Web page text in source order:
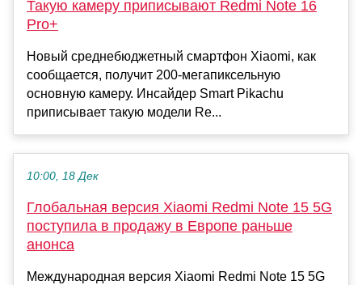
Такую камеру приписывают Redmi Note 16
Pro+
Новый среднебюджетный смартфон Xiaomi, как
сообщается, получит 200-мегапиксельную
основную камеру. Инсайдер Smart Pikachu
приписывает такую модели Re...
10:00, 18 Дек
Глобальная версия Xiaomi Redmi Note 15 5G
поступила в продажу в Европе раньше
анонса
Международная версия Xiaomi Redmi Note 15 5G